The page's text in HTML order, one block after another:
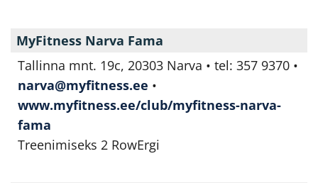
MyFitness Narva Fama
Tallinna mnt. 19c, 20303 Narva • tel: 357 9370 •
narva@myfitness.ee •
www.myfitness.ee/club/myfitness-narva-
fama
Treenimiseks 2 RowErgi